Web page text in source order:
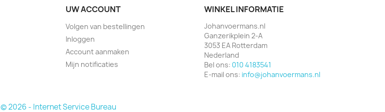
UW ACCOUNT
Volgen van bestellingen
Inloggen
Account aanmaken
Mijn notificaties
WINKEL INFORMATIE
Johanvoermans.nl
Ganzerikplein 2-A
3053 EA Rotterdam
Nederland
Bel ons: 010 4183541
E-mail ons: info@johanvoermans.nl
© 2026 - Internet Service Bureau